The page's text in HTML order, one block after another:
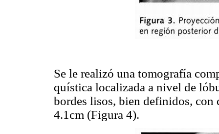
Se le realizó una tomografía
quística localizada a nivel de
bordes lisos, bien definidos, con
4.1cm (Figura 4).